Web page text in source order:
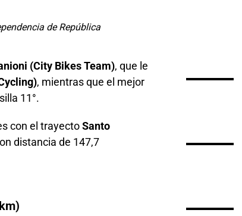
de República
(City Bikes Team), que le
, mientras que el mejor
11°.
con el trayecto Santo
distancia de 147,7